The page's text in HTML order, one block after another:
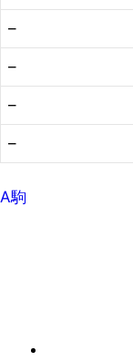
–
–
–
–
A駒